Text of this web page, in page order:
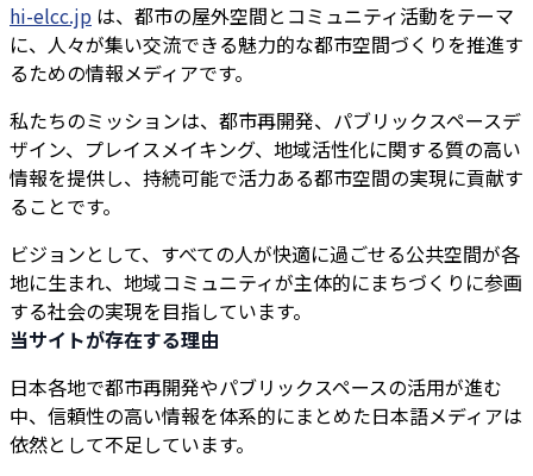
hi-elcc.jp は、都市の屋外空間とコミュニティ活動をテーマ
に、人々が集い交流できる魅力的な都市空間づくりを推進す
るための情報メディアです。
私たちのミッションは、都市再開発、パブリックスペースデ
ザイン、プレイスメイキング、地域活性化に関する質の高い
情報を提供し、持続可能で活力ある都市空間の実現に貢献す
ることです。
ビジョンとして、すべての人が快適に過ごせる公共空間が各
地に生まれ、地域コミュニティが主体的にまちづくりに参画
する社会の実現を目指しています。
当サイトが存在する理由
日本各地で都市再開発やパブリックスペースの活用が進む
中、信頼性の高い情報を体系的にまとめた日本語メディアは
依然として不足しています。